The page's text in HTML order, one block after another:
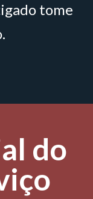
tome
do